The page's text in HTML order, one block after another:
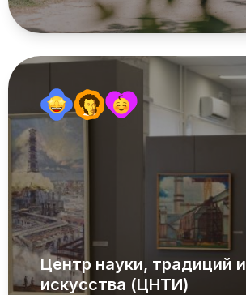
Центр науки, традиций и
искусства (ЦНТИ)